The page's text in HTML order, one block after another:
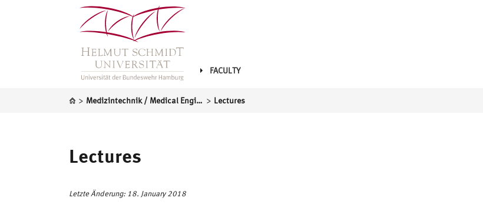
FACULTY
> Medizintechnik / Medical Engineering > Lectures
Lectures
Letzte Änderung: 18. January 2018